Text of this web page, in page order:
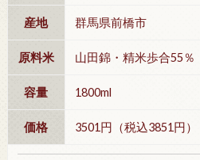
産地 群馬県前橋市
原料米 山田錦・精米歩合55％
容量 1800ml
価格 3501円（税込3851円）